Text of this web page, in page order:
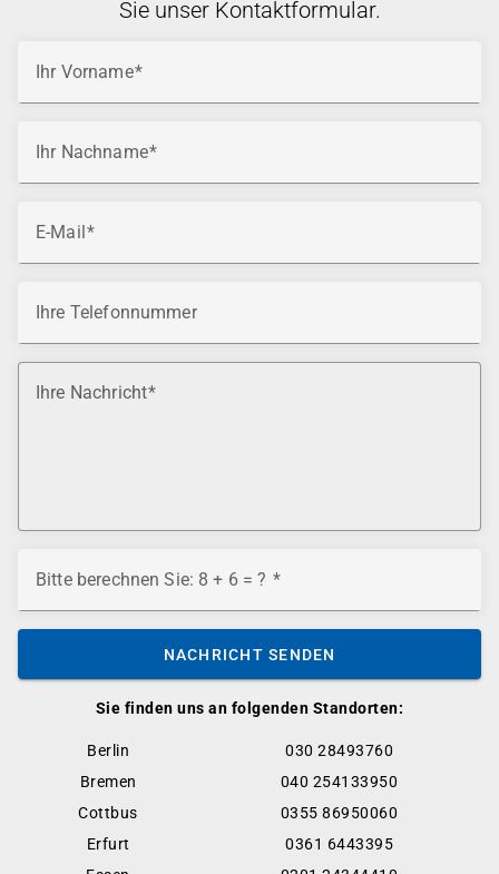
Sie finden uns an folgenden Standorten:
Berlin
030 28493760
Bremen
040 254133950
Cottbus
0355 86950060
Erfurt
0361 6443395
Sie unser Kontaktformular.
Ihr Vorname
Ihr Nachname
E-Mail
Ihre Telefonnummer
Ihre Nachricht
Bitte berechnen Sie: 8 + 6 = ?
NACHRICHT SENDEN